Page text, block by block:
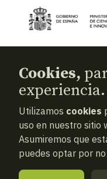
© 2026
Cookies,
experiencia.
Utilizamos cookies
uso en nuestro sitio
Asumiremos que
puedes optar por